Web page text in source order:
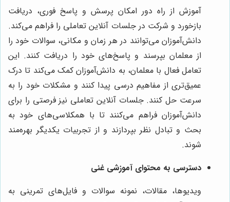
آموزش از راه دور امکان پرسش و پاسخ فوری، دریافت
بازخورد و شرکت در جلسات آنلاین تعاملی را فراهم می‌کند.
دانش‌آموزان می‌توانند در هر زمان و مکانی، سوالات خود را
از معلمان بپرسند و پاسخ‌های خود را دریافت کنند. این
تعامل فعال با معلمان، به دانش‌آموزان کمک می‌کند تا درک
عمیق‌تری از مفاهیم درسی پیدا کنند و مشکلات خود را به
سرعت حل کنند. جلسات آنلاین تعاملی نیز فرصتی را برای
دانش‌آموزان فراهم می‌کنند تا با همکلاسی‌های خود به
بحث و تبادل نظر بپردازند و از تجربیات یکدیگر بهره‌مند
شوند.
دسترسی به محتوای آموزشی غنی
ویدیوها، مقالات، نمونه سوالات و فایل‌های تمرینی به